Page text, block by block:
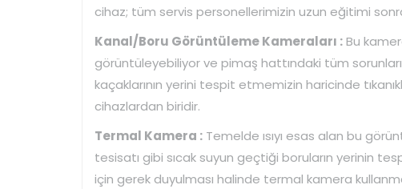
cihaz; tüm servis personellerimizin uzun eğitimi
Kanal/Boru Görüntüleme Kameraları :Bu
görüntüleyebiliyor ve pimaş hattındaki tüm
kaçaklarının yerini tespit etmemizin haricinde
cihazlardan biridir.
Termal Kamera : Temelde ısıyı esas alan bu
tesisatı gibi sıcak suyun geçtiği boruların yerinin
için gerek duyulması halinde termal kamera